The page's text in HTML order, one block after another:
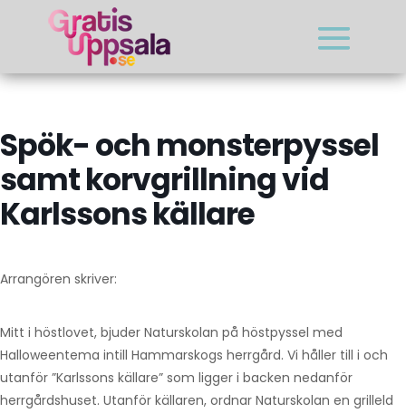
Spök- och monsterpyssel
samt korvgrillning vid
Karlssons källare
Arrangören skriver:
Mitt i höstlovet, bjuder Naturskolan på höstpyssel med
Halloweentema intill Hammarskogs herrgård. Vi håller till i och
utanför ”Karlssons källare” som ligger i backen nedanför
herrgårdshuset. Utanför källaren, ordnar Naturskolan en grilleld